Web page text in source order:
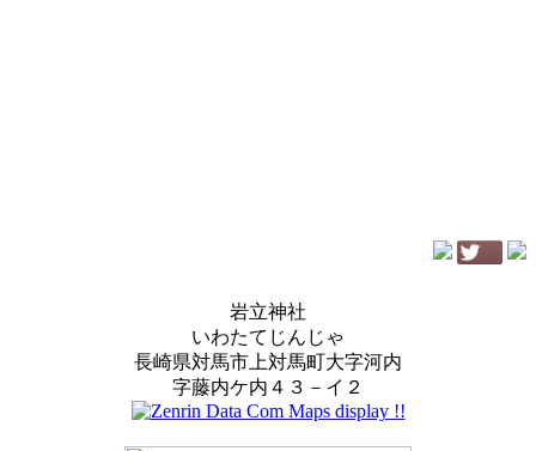
岩立神社
いわたてじんじゃ
長崎県対馬市上対馬町大字河内
字藤内ケ内４３－イ２